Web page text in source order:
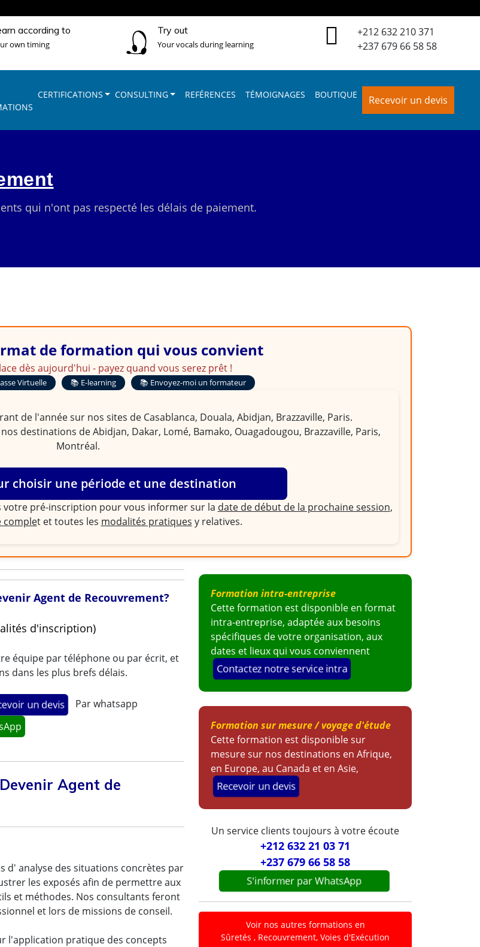
according to
own timing
Try out
Your vocals during learning
+212 632 210 371
+237 679 66 58 58
CERTIFICATIONS CONSULTING REFÉRENCES TÉMOIGNAGES BOUTIQUE Recevoir un devis
qui n'ont pas respecté les délais de paiement.
de formation qui vous convient
dès aujourd'hui - payez quand vous serez prêt !
Virtuelle 📚 E-learning 📚 Envoyez-moi un formateur
de l'année sur nos sites de Casablanca, Douala, Abidjan, Brazzaville, Paris.
destinations de Abidjan, Dakar, Lomé, Bamako, Ouagadougou, Brazzaville, Paris,
Montréal.
choisir une période et une destination
pré-inscription pour vous informer sur la date de début de la prochaine session,
complet et toutes les modalités pratiques y relatives.
Agent de Recouvrement?
d'inscription)
équipe par téléphone ou par écrit, et
dans les plus brefs délais.
un devis
Par whatsapp
Agent de
d' analyse des situations concrètes par
les exposés afin de permettre aux
et méthodes. Nos consultants feront
et lors de missions de conseil.
l'application pratique des concepts
Formation intra-entreprise
Cette formation est disponible en format
intra-entreprise, adaptée aux besoins
spécifiques de votre organisation, aux
dates et lieux qui vous conviennent
Contactez notre service intra
Formation sur mesure / voyage d'étude
Cette formation est disponible sur
mesure sur nos destinations en Afrique,
en Europe, au Canada et en Asie,
Recevoir un devis
Un service clients toujours à votre écoute
+212 632 21 03 71
+237 679 66 58 58
S'informer par WhatsApp
Voir nos autres formations en
Sûretés , Recouvrement, Voies d'Exécution